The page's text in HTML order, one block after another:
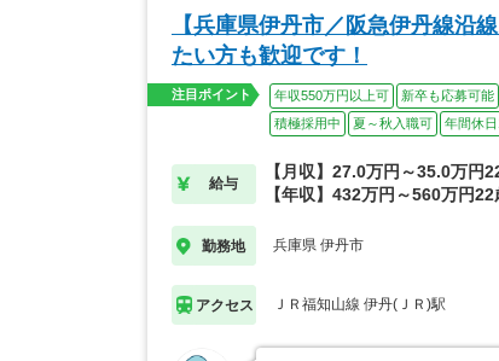
【兵庫県伊丹市／阪急伊丹線沿
たい方も歓迎です！
注目ポイント 年収550万円以上可 新卒も応募可能
積極採用中
夏～秋入職可 年間休
給与
【月収】27.0万円～35.0万円
【年収】432万円～560万円
勤務地 兵庫県 伊丹市
アクセス ＪＲ福知山線 伊丹(ＪＲ)駅